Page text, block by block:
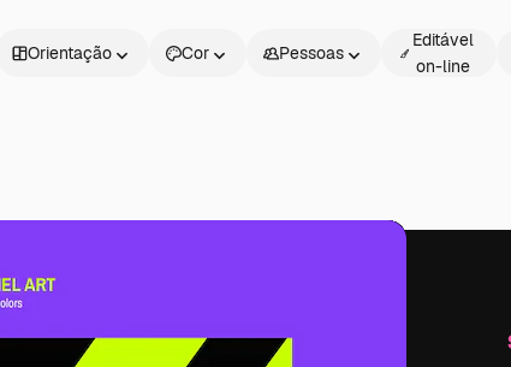
Orientação Cor Pessoas
Editável
on-line
Começar